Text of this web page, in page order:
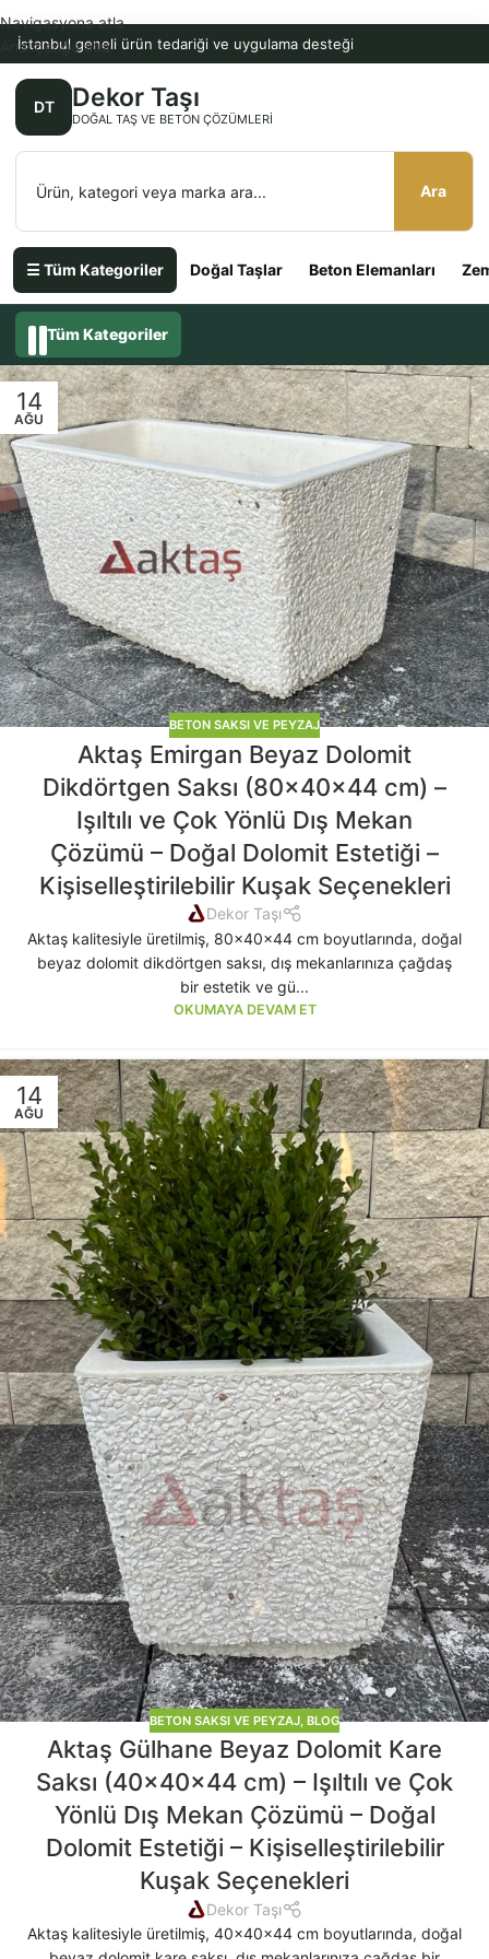
İstanbul geneli ürün tedariği ve uygulama desteği
DT Dekor Taşı
DOĞAL TAŞ VE BETON ÇÖZÜMLERI
Ara
☰ Tüm Kategoriler Doğal Taşlar Beton Elemanları
Navigasyona atla
Ana içeriğe atla
Tüm Kategoriler
14
AĞU
BETON SAKSI VE PEYZAJ
Aktaş Emirgan Beyaz Dolomit
Dikdörtgen Saksı (80x40x44 cm) –
Işıltılı ve Çok Yönlü Dış Mekan
Çözümü – Doğal Dolomit Estetiği –
Kişiselleştirilebilir Kuşak Seçenekleri
Dekor Taşı
Aktaş kalitesiyle üretilmiş, 80x40x44 cm boyutlarında, doğal
beyaz dolomit dikdörtgen saksı, dış mekanlarınıza çağdaş
bir estetik ve gü...
OKUMAYA DEVAM ET
14
AĞU
BETON SAKSI VE PEYZAJ, BLOG
Aktaş Gülhane Beyaz Dolomit Kare
Saksı (40x40x44 cm) – Işıltılı ve Çok
Yönlü Dış Mekan Çözümü – Doğal
Dolomit Estetiği – Kişiselleştirilebilir
Kuşak Seçenekleri
Dekor Taşı
Aktaş kalitesiyle üretilmiş, 40x40x44 cm boyutlarında, doğal